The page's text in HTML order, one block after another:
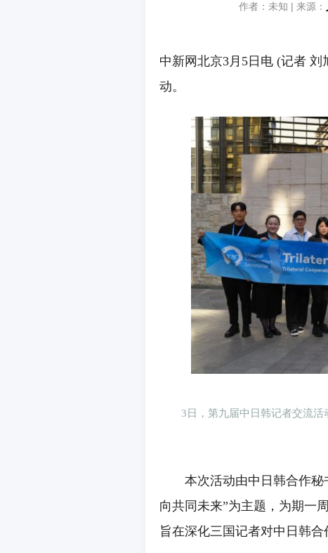
作者：未知 | 来源：
中新网北京3月5日电 (记者
动。
3日，第九届中日韩记者交流活
本次活动由中日韩合作秘
向共同未来”为主题，为期一
旨在深化三国记者对中日韩合